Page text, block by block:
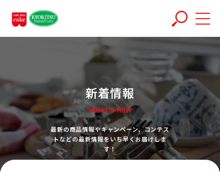
新着情報
WHAT'S NEW
最新の商品情報やキャンペーン、コンテス
トなどの最新情報をいち早くお届けしま
す！